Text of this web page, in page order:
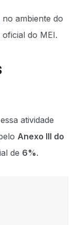
no ambiente do
do MEI.
atividade
Anexo III do
de 6%.